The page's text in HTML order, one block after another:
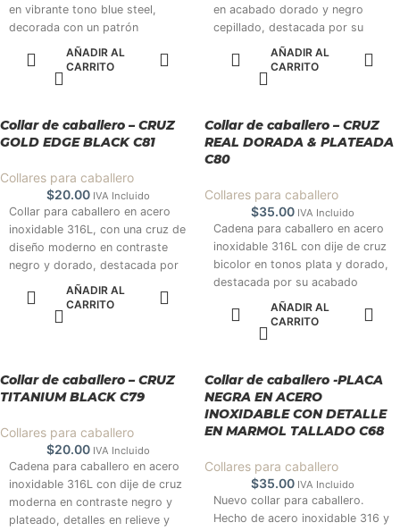
en vibrante tono blue steel,
decorada con un patrón
metálico en relieve y un acento
brillante al centro. Una pieza
moderna, llamativa y con fuerte
2025. #TuEstiloTempo
AÑADIR AL
CARRITO
en acabado dorado y negro
cepillado, destacada por su
doble capa y Collar para
caballero en acero inoxidable
316L con dije de cruz en
martillada, realzada con un
detalle central brillante tipo
pavé. Un diseño moderno,
visual. Colección 2025.
#TuEstiloTempo
AÑADIR AL
CARRITO
Collar de caballero – CRUZ
GOLD EDGE BLACK C81
Collares para caballero
$20.00 IVA Incluido
Collar para caballero en acero
inoxidable 316L, con una cruz de
diseño moderno en contraste
negro y dorado, destacada por
sus bordes facetados y
acabado brillante. Una pieza
llamativa y elegante que aporta
#TuEstiloTempo
AÑADIR AL
CARRITO
Collar de caballero – CRUZ
REAL DORADA & PLATEADA
C80
Collares para caballero
$35.00 IVA Incluido
Cadena para caballero en acero
inoxidable 316L con dije de cruz
bicolor en tonos plata y dorado,
destacada por su acabado
brillante y la figura central en
relieve, ideal para un estilo
clásico y elegante. Colección
AÑADIR AL
CARRITO
Collar de caballero – CRUZ
TITANIUM BLACK C79
Collares para caballero
$20.00 IVA Incluido
Cadena para caballero en acero
inoxidable 316L con dije de cruz
moderna en contraste negro y
plateado, detalles en relieve y
Collar de caballero -PLACA
NEGRA EN ACERO
INOXIDABLE CON DETALLE
EN MARMOL TALLADO C68
Collares para caballero
$35.00 IVA Incluido
Nuevo collar para caballero.
Hecho de acero inoxidable 316 y